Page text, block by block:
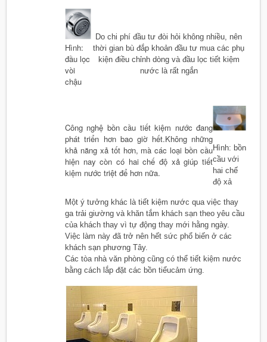
Hình:
đầu lọc
vòi
chậu
Do chi phí đầu tư đòi hỏi không nhiều, nên
thời gian bù đắp khoản đầu tư mua các phụ
kiện điều chỉnh dòng và đầu lọc tiết kiệm
nước là rất ngắn
Công nghệ bồn cầu tiết kiệm nước đang
phát triển hơn bao giờ hết.Không những
khả năng xả tốt hơn, mà các loại bồn cầu
hiện nay còn có hai chế độ xả giúp tiết
kiệm nước triệt để hơn nữa.
Hình: bồn
cầu với
hai chế
độ xả
Một ý tưởng khác là tiết kiệm nước qua việc thay
ga trải giường và khăn tắm khách sạn theo yêu cầu
của khách thay vì tự động thay mới hằng ngày.
Việc làm này đã trở nên hết sức phổ biến ở các
khách sạn phương Tây.
Các tòa nhà văn phòng cũng có thể tiết kiệm nước
bằng cách lắp đặt các bồn tiểucảm ứng.